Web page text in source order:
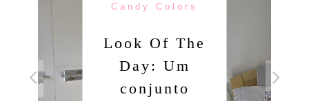
Candy Colors
Look Of The
Day: Um
conjunto